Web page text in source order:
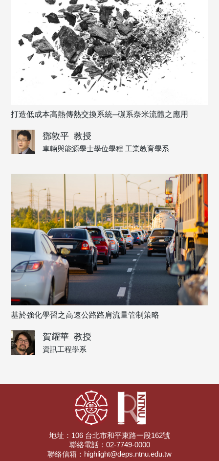
打造低成本高熱傳熱交換系統─碳系奈米流體之應用
鄧敦平 教授
車輛與能源學士學位學程 工業教育學系
基於強化學習之高速公路路肩流量管制策略
賀耀華 教授
資訊工程學系
地址：106 台北市和平東路一段162號
聯絡電話：02-7749-0000
聯絡信箱：highlight@deps.ntnu.edu.tw